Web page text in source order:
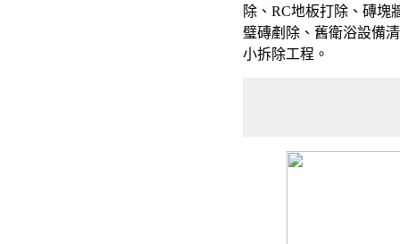
除、RC地板打除、磚塊
璧磚剷除、舊衛浴設備
小拆除工程。